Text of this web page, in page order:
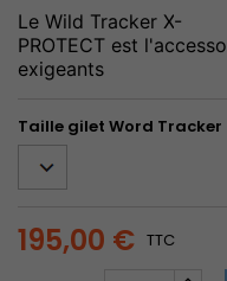
Le Wild Tracker X-
PROTECT est l'accesso
exigeants
Taille gilet Word Tracker
195,00 € TTC